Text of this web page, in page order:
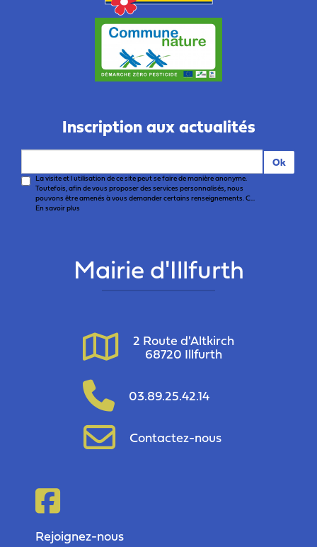
Inscription aux actualités
La visite et l utilisation de ce site peut se faire de manière anonyme.
Toutefois, afin de vous proposer des services personnalisés, nous
pouvons être amenés à vous demander certains renseignements. C...
En savoir plus
Ok
Mairie d'Illfurth
2 Route d'Altkirch
68720 Illfurth
03.89.25.42.14
Contactez-nous
Rejoignez-nous